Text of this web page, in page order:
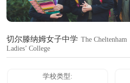
切尔滕纳姆女子中学 The Cheltenham
Ladies’ College
学校类型: